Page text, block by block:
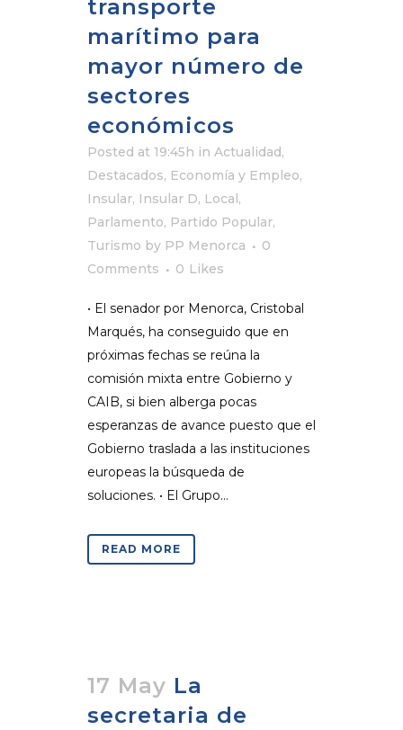
transporte
marítimo para
mayor número de
sectores
económicos
Posted at 19:45h in Actualidad,
Destacados, Economía y Empleo,
Insular, Insular D, Local,
Parlamento, Partido Popular,
Turismo by PP Menorca
0
Comments
0 Likes
• El senador por Menorca, Cristobal
Marqués, ha conseguido que en
próximas fechas se reúna la
comisión mixta entre Gobierno y
CAIB, si bien alberga pocas
esperanzas de avance puesto que el
Gobierno traslada a las instituciones
europeas la búsqueda de
soluciones. • El Grupo...
READ MORE
17 May La
secretaria de